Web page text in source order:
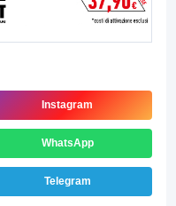
Instagram
WhatsApp
Telegram